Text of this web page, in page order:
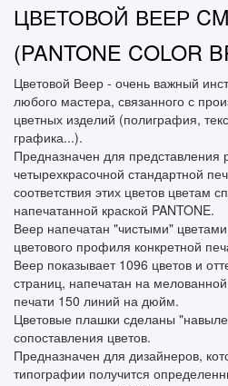
ЦВЕТОВОЙ ВЕЕР
(PANTONE COLOR
Цветовой Веер - очень важный
любого мастера, связанного с
цветных изделий (полиграфия,
графика...).
Предназначен для представления
четырехкрасочной стандартной
соответствия этих цветов цветам
напечатанной краской PANTONE.
Веер напечатан "чистыми"
цветового профиля конкретной
Веер показывает 1096 цветов и
страниц, напечатан на
печати 150 линий на дюйм.
Цветовые плашки сделаны
сопоставления цветов.
Предназначен для дизайнеров,
типографии получится